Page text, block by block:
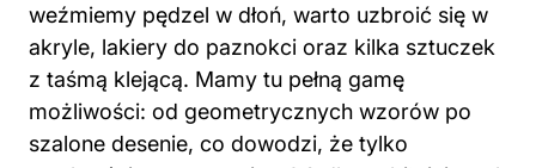
weźmiemy pędzel w dłoń, warto uzbroić się w
akryle, lakiery do paznokci oraz kilka sztuczek
z taśmą klejącą. Mamy tu pełną gamę
możliwości: od geometrycznych wzorów po
szalone desenie, co dowodzi, że tylko